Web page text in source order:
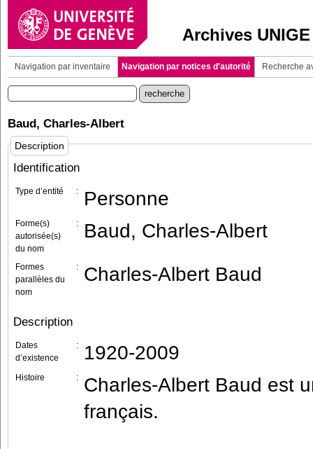
Archives UNIGE
Navigation par inventaire Navigation par notices d'autorité Recherche
Baud, Charles-Albert
Description
Identification
Type d’entité : Personne
Forme(s)
autorisée(s)
du nom
: Baud, Charles-Albert
Formes
parallèles du
nom
: Charles-Albert Baud
Description
Dates
d’existence
: 1920-2009
Histoire :
Charles-Albert Baud est
français.